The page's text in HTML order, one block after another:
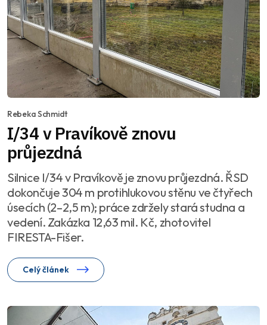
Rebeka Schmidt
I/34 v Pravíkově znovu
průjezdná
Silnice I/34 v Pravíkově je znovu průjezdná. ŘSD
dokončuje 304 m protihlukovou stěnu ve čtyřech
úsecích (2–2,5 m); práce zdržely stará studna a
vedení. Zakázka 12,63 mil. Kč, zhotovitel
FIRESTA-Fišer.
Celý článek